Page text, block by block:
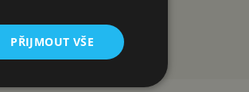
PŘIJMOUT VŠE